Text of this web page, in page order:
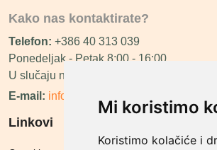
Mi koristimo
Koristimo kolačiće i
Kako nas kontaktirate?
Telefon: +386 40 313 039
Ponedeljak - Petak 8:00 - 16:00
U slučaju neraspoloživosti ćemo vas
E-mail: info@megashop.hr
Linkovi